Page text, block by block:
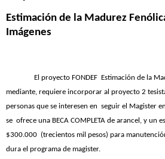
Estimación de la Madurez
Imágenes
El proyecto FONDEF Estimación de la
mediante, requiere incorporar al proyecto 2
personas que se interesen en seguir el Magister
se ofrece una BECA COMPLETA de arancel, y un
$300.000 (trecientos mil pesos) para
dura el programa de magister.